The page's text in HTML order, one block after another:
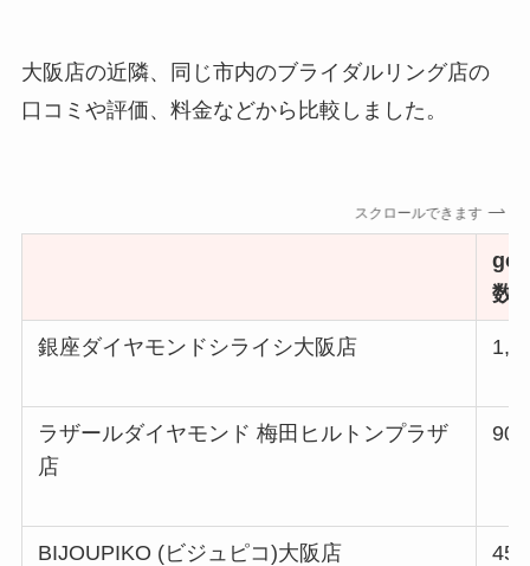
大阪店の近隣、同じ市内のブライダルリング店の
口コミや評価、料金などから比較しました。
スクロールできます
数
銀座ダイヤモンドシライシ大阪店
ラザールダイヤモンド 梅田ヒルトンプラザ
店
BIJOUPIKO (ビジュピコ)大阪店